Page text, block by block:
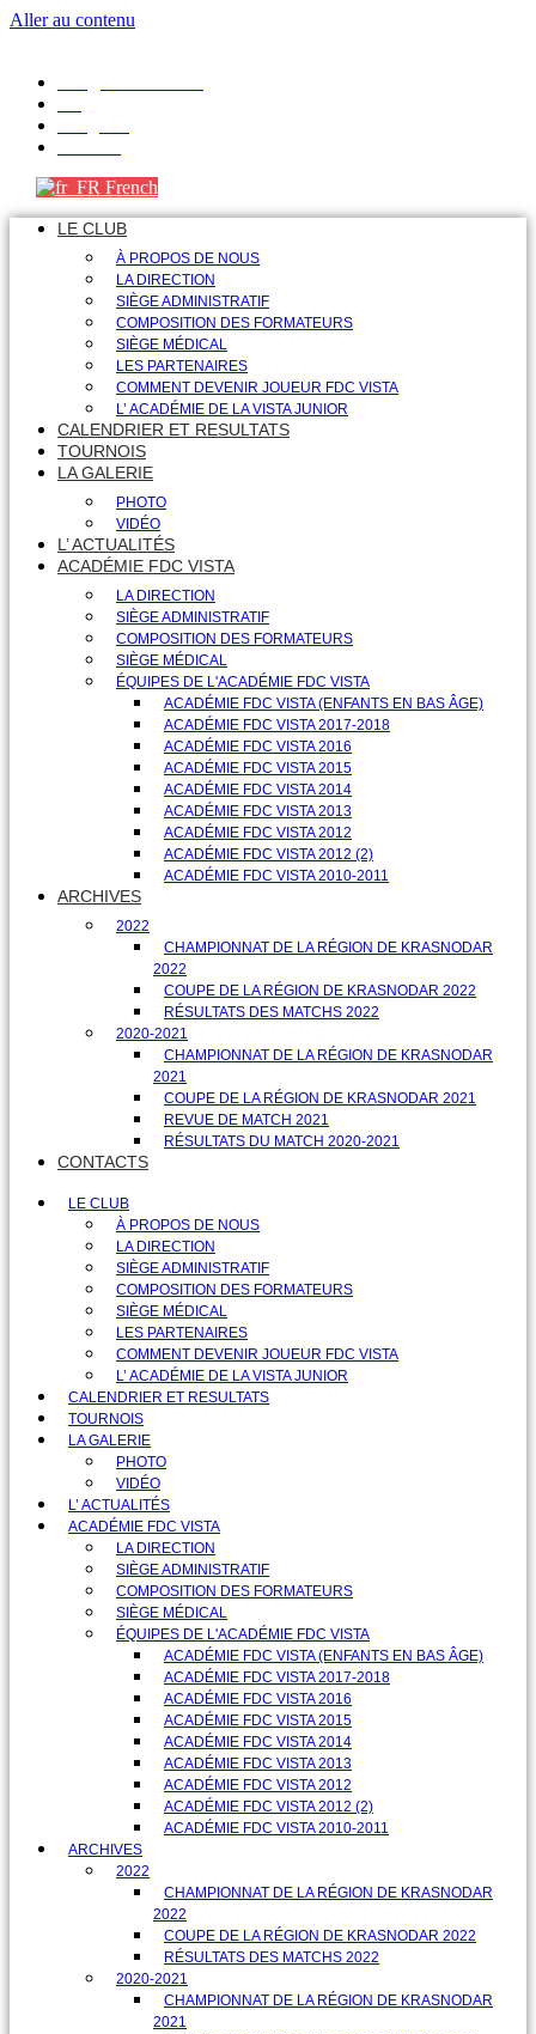
Aller au contenu
French
LE CLUB
À PROPOS DE NOUS
LA DIRECTION
SIÈGE ADMINISTRATIF
COMPOSITION DES FORMATEURS
SIÈGE MÉDICAL
LES PARTENAIRES
COMMENT DEVENIR JOUEUR FDC VISTA
L’ ACADÉMIE DE LA VISTA JUNIOR
CALENDRIER ET RESULTATS
TOURNOIS
LA GALERIE
PHOTO
VIDÉO
L’ ACTUALITÉS
ACADÉMIE FDC VISTA
LA DIRECTION
SIÈGE ADMINISTRATIF
COMPOSITION DES FORMATEURS
SIÈGE MÉDICAL
ÉQUIPES DE L'ACADÉMIE FDC VISTA
ACADÉMIE FDC VISTA (ENFANTS EN BAS ÂGE)
ACADÉMIE FDC VISTA 2017-2018
ACADÉMIE FDC VISTA 2016
ACADÉMIE FDC VISTA 2015
ACADÉMIE FDC VISTA 2014
ACADÉMIE FDC VISTA 2013
ACADÉMIE FDC VISTA 2012
ACADÉMIE FDC VISTA 2012 (2)
ACADÉMIE FDC VISTA 2010-2011
ARCHIVES
2022
CHAMPIONNAT DE LA RÉGION DE KRASNODAR
2022
COUPE DE LA RÉGION DE KRASNODAR 2022
RÉSULTATS DES MATCHS 2022
2020-2021
CHAMPIONNAT DE LA RÉGION DE KRASNODAR
2021
COUPE DE LA RÉGION DE KRASNODAR 2021
REVUE DE MATCH 2021
RÉSULTATS DU MATCH 2020-2021
CONTACTS
LE CLUB
À PROPOS DE NOUS
LA DIRECTION
SIÈGE ADMINISTRATIF
COMPOSITION DES FORMATEURS
SIÈGE MÉDICAL
LES PARTENAIRES
COMMENT DEVENIR JOUEUR FDC VISTA
L’ ACADÉMIE DE LA VISTA JUNIOR
CALENDRIER ET RESULTATS
TOURNOIS
LA GALERIE
PHOTO
VIDÉO
L’ ACTUALITÉS
ACADÉMIE FDC VISTA
LA DIRECTION
SIÈGE ADMINISTRATIF
COMPOSITION DES FORMATEURS
SIÈGE MÉDICAL
ÉQUIPES DE L'ACADÉMIE FDC VISTA
ACADÉMIE FDC VISTA (ENFANTS EN BAS ÂGE)
ACADÉMIE FDC VISTA 2017-2018
ACADÉMIE FDC VISTA 2016
ACADÉMIE FDC VISTA 2015
ACADÉMIE FDC VISTA 2014
ACADÉMIE FDC VISTA 2013
ACADÉMIE FDC VISTA 2012
ACADÉMIE FDC VISTA 2012 (2)
ACADÉMIE FDC VISTA 2010-2011
ARCHIVES
2022
CHAMPIONNAT DE LA RÉGION DE KRASNODAR
2022
COUPE DE LA RÉGION DE KRASNODAR 2022
RÉSULTATS DES MATCHS 2022
2020-2021
CHAMPIONNAT DE LA RÉGION DE KRASNODAR
2021